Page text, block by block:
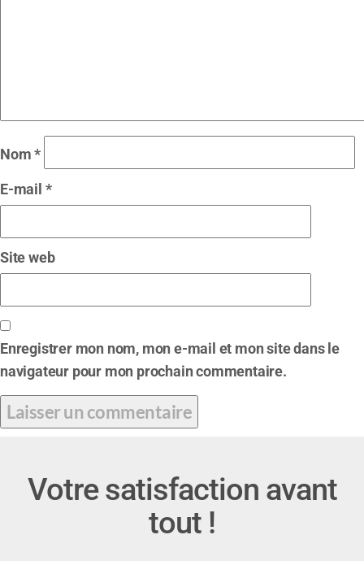
Nom*
E-mail *
Site web
Enregistrer mon nom, mon e-mail et mon site dans le
navigateur pour mon prochain commentaire.
Votre satisfaction avant
tout !